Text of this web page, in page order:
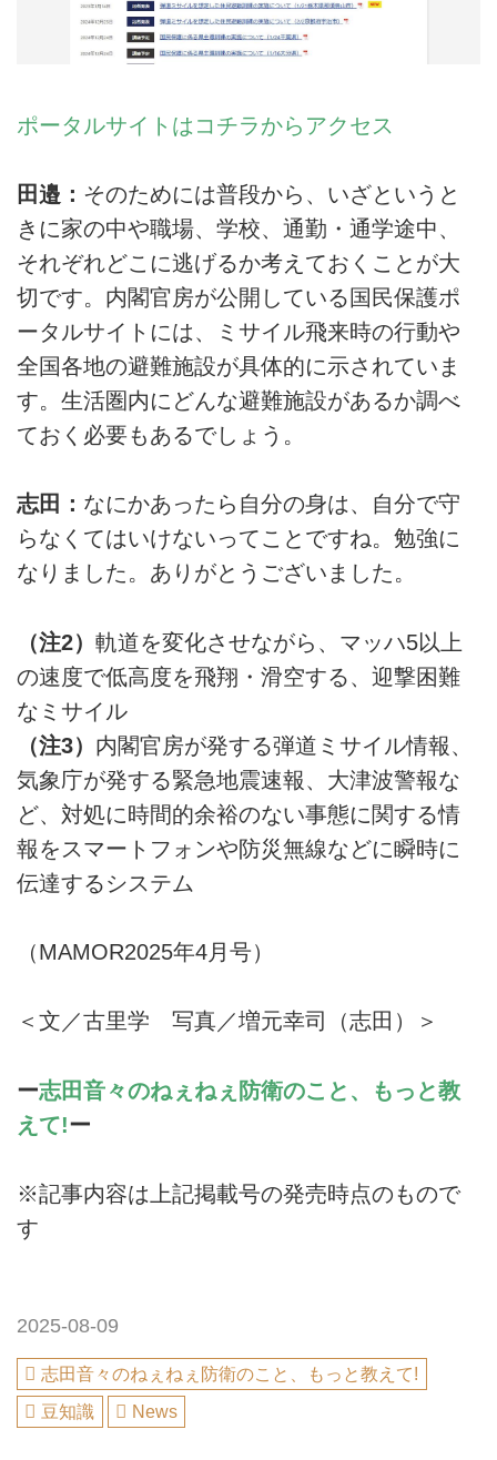
ポータルサイトはコチラからアクセス
田邉： そのためには普段から、いざというと
きに家の中や職場、学校、通勤・通学途中、
それぞれどこに逃げるか考えておくことが大
切です。内閣官房が公開している国民保護ポ
ータルサイトには、ミサイル飛来時の行動や
全国各地の避難施設が具体的に示されていま
す。生活圏内にどんな避難施設があるか調べ
ておく必要もあるでしょう。
志田： なにかあったら自分の身は、自分で守
らなくてはいけないってことですね。勉強に
なりました。ありがとうございました。
（注2） 軌道を変化させながら、マッハ5以上
の速度で低高度を飛翔・滑空する、迎撃困難
なミサイル
（注3） 内閣官房が発する弾道ミサイル情報、
気象庁が発する緊急地震速報、大津波警報な
ど、対処に時間的余裕のない事態に関する情
報をスマートフォンや防災無線などに瞬時に
伝達するシステム
（MAMOR2025年4月号）
＜文／古里学 写真／増元幸司（志田）＞
ー志田音々のねぇねぇ防衛のこと、もっと教
えて!ー
※記事内容は上記掲載号の発売時点のもので
す
2025-08-09
志田音々のねぇねぇ防衛のこと、もっと教えて!
豆知識
News